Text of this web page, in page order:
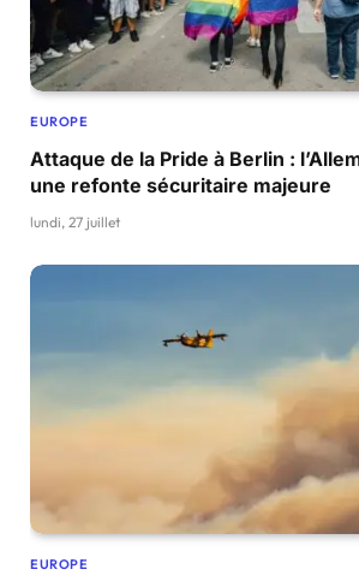
EUROPE
Attaque de la Pride à Berlin :
une refonte sécuritaire majeure
lundi, 27 juillet
EUROPE